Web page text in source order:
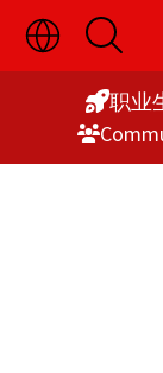
Skip
to
切
换
语
显
开
启
搜
索职业